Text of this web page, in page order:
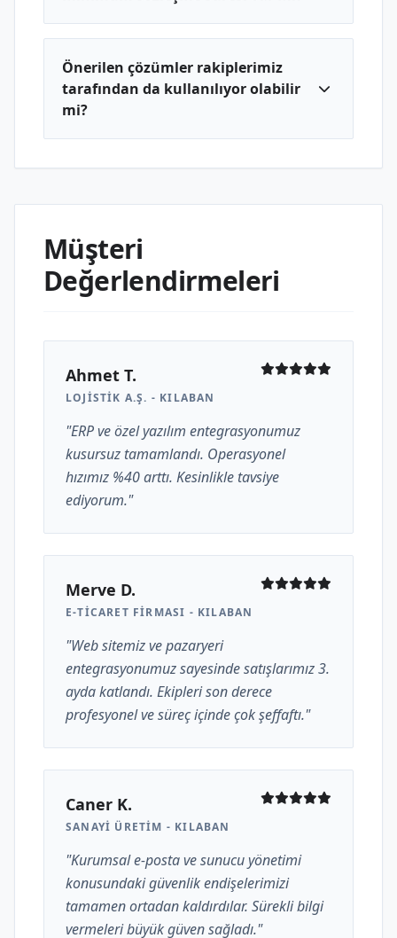
Önerilen çözümler rakiplerimiz
tarafından da kullanılıyor olabilir
mi?
Müşteri
Değerlendirmeleri
Ahmet T.
LOJISTIK A.Ş. - KILABAN
"ERP ve özel yazılım entegrasyonumuz
kusursuz tamamlandı. Operasyonel
hızımız %40 arttı. Kesinlikle tavsiye
ediyorum."
Merve D.
E-TICARET FIRMASI - KILABAN
"Web sitemiz ve pazaryeri
entegrasyonumuz sayesinde satışlarımız 3.
ayda katlandı. Ekipleri son derece
profesyonel ve süreç içinde çok şeffaftı."
Caner K.
SANAYI ÜRETIM - KILABAN
"Kurumsal e-posta ve sunucu yönetimi
konusundaki güvenlik endişelerimizi
tamamen ortadan kaldırdılar. Sürekli bilgi
vermeleri büyük güven sağladı."